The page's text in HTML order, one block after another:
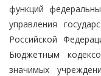
функций
управления
Российской
Бюджетным
значимых